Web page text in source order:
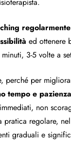
ed ottenere
3-5 volte a
perché per
tempo e pazienza
non
pratica regolare,
graduali e